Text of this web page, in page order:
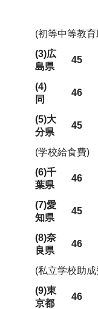
(初等中等教
(3)広
島県
45
(4)
同
46
(5)大
分県
45
(学校給食費)
(6)千
葉県
46
(7)愛
知県
45
(8)奈
良県
46
(私立学校助成
(9)東
京都
46